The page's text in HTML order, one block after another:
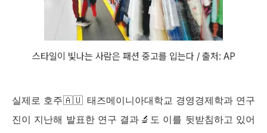
스타일이 빛나는 사람은 패션 중고를 입는다 / 출처: AP
실제로 호주🇦🇺 태즈메이니아대학교 경영경제학과 연구
진이 지난해 발표한 연구 결과🔬 도 이를 뒷받침하고 있어